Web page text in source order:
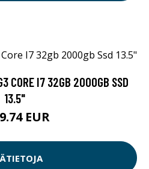
CORE I7 32GB 2000GB SSD
13.5"
EUR